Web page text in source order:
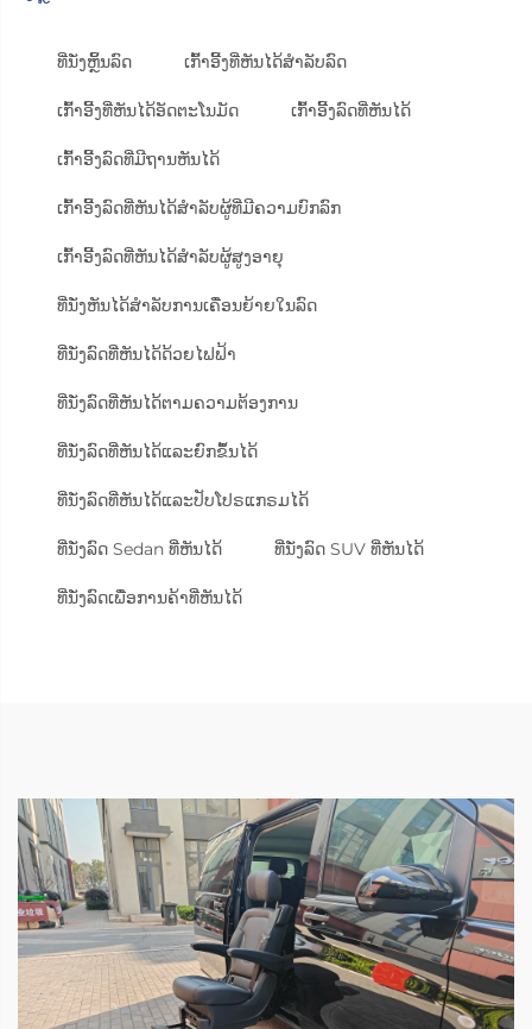
ທີ່ນັ່ງຫຼິ້ນລົດ ເກົ້າອີ້ງທີ່ຫັນໄດ້ສຳລັບລົດ
ເກົ້າອີ້ງທີ່ຫັນໄດ້ອັດຕະໂນມັດ ເກົ້າອີ້ງລົດທີ່ຫັນໄດ້
ເກົ້າອີ້ງລົດທີ່ມີຖານຫັນໄດ້
ເກົ້າອີ້ງລົດທີ່ຫັນໄດ້ສຳລັບຜູ້ທີ່ມີຄວາມບົກລົກ
ເກົ້າອີ້ງລົດທີ່ຫັນໄດ້ສຳລັບຜູ້ສູງອາຍຸ
ທີ່ນັ່ງຫັນໄດ້ສຳລັບການເຄື່ອນຍ້າຍໃນລົດ
ທີ່ນັ່ງລົດທີ່ຫັນໄດ້ດ້ວຍໄຟຟ້າ
ທີ່ນັ່ງລົດທີ່ຫັນໄດ້ຕາມຄວາມຕ້ອງການ
ທີ່ນັ່ງລົດທີ່ຫັນໄດ້ແລະຍົກຂຶ້ນໄດ້
ທີ່ນັ່ງລົດທີ່ຫັນໄດ້ແລະປັບໂປຣແກຣມໄດ້
ທີ່ນັ່ງລົດ Sedan ທີ່ຫັນໄດ້ ທີ່ນັ່ງລົດ SUV ທີ່ຫັນໄດ້
ທີ່ນັ່ງລົດເພື່ອການຄ້າທີ່ຫັນໄດ້